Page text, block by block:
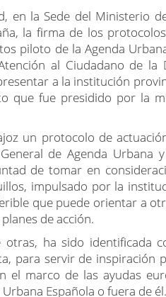
en la Sede del Ministerio
la firma de los
piloto de la Agenda
al Ciudadano de la
a la institución
que fue presidido por la
un protocolo de
de Agenda Urbana
de tomar en
impulsado por la
que puede orientar a
de acción.
ha sido identificada
para servir de inspiración
el marco de las ayudas
Española o fuera de él.